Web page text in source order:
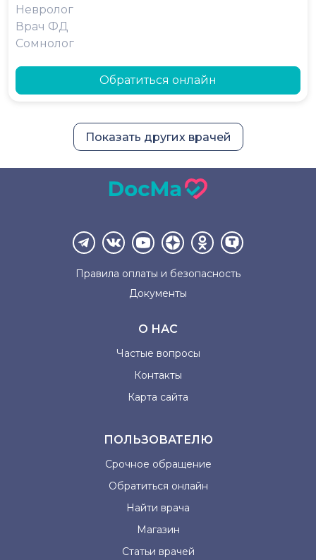
Невролог
Врач ФД
Сомнолог
Обратиться онлайн
Показать других врачей
Правила оплаты и безопасность
Документы
О НАС
Частые вопросы
Контакты
Карта сайта
ПОЛЬЗОВАТЕЛЮ
Срочное обращение
Обратиться онлайн
Найти врача
Магазин
Статьи врачей